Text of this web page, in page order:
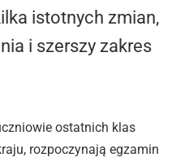
istotnych zmian,
i szerszy zakres
ostatnich klas
rozpoczynają egzamin